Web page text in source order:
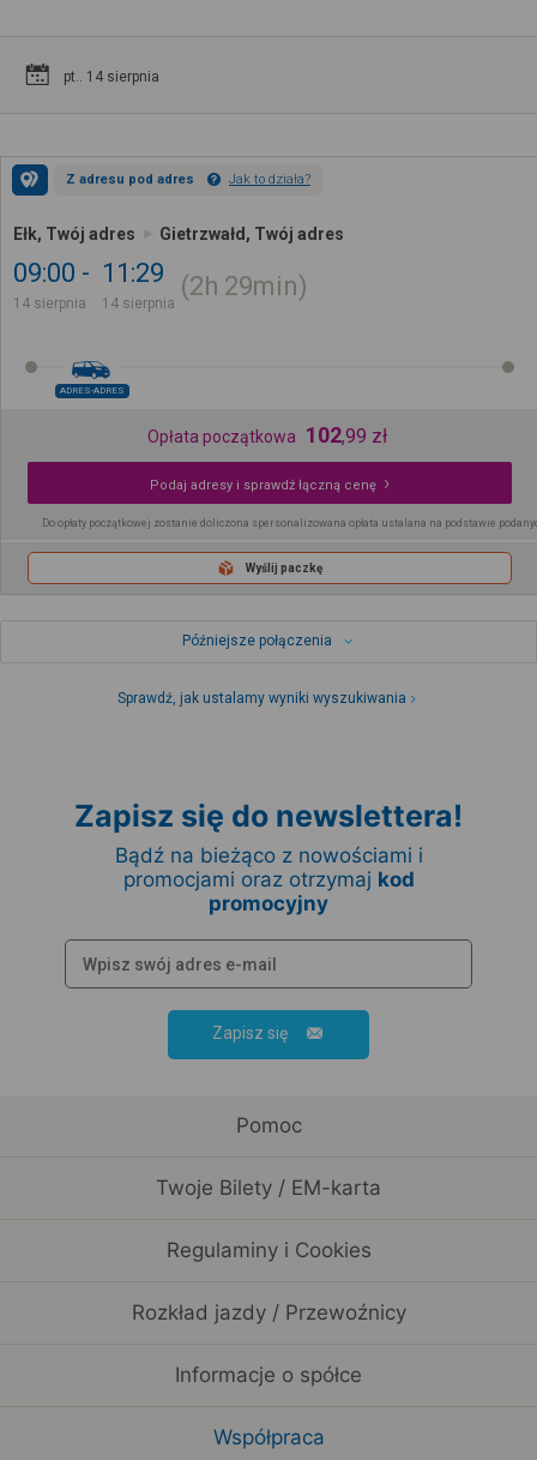
pt.. 14 sierpnia
Z adresu pod adres Jak to działa?
Ełk, Twój adres Gietrzwałd, Twój adres
09:00
14 sierpnia
11:29
14 sierpnia
2h 29min
ADRES-ADRES
Opłata początkowa 102,99 zł
Podaj adresy i sprawdź łączną cenę
Do opłaty początkowej zostanie doliczona spersonalizowana opłata ustalana na podstawie
Wyślij paczkę
Późniejsze połączenia
Sprawdź, jak ustalamy wyniki wyszukiwania
Zapisz się do newslettera!
Bądź na bieżąco z nowościami i
promocjami oraz otrzymaj kod
promocyjny
Zapisz się
Pomoc
Twoje Bilety / EM-karta
Regulaminy i Cookies
Rozkład jazdy / Przewoźnicy
Informacje o spółce
Współpraca